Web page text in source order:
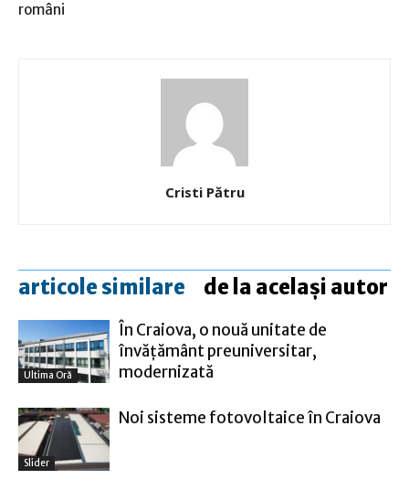
români
Cristi Pătru
articole similare de la același autor
Ultima Oră
În Craiova, o nouă unitate de
învățământ preuniversitar,
modernizată
Slider
Noi sisteme fotovoltaice în Craiova